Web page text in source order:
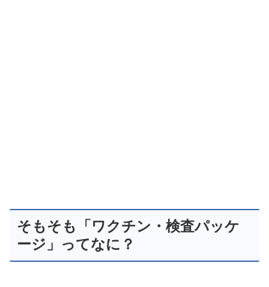
そもそも「ワクチン・検査パッケ
ージ」ってなに？